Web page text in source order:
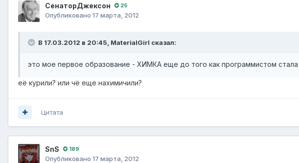
СенаторДжексон 25
Опубликовано 17 марта, 2012
В 17.03.2012 в 20:45, MaterialGirl сказал:
это мое первое образование - ХИМКА еще до того как программистом стала
её курили? или чё еще нахимичили?
Цитата
SnS 189
Опубликовано 17 марта, 2012